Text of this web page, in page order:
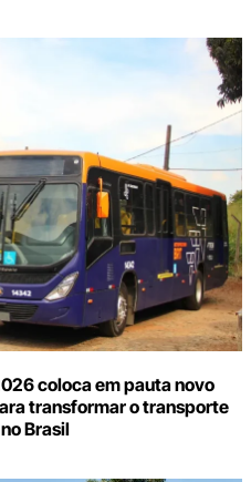
coloca em pauta novo
transformar o transporte
Brasil